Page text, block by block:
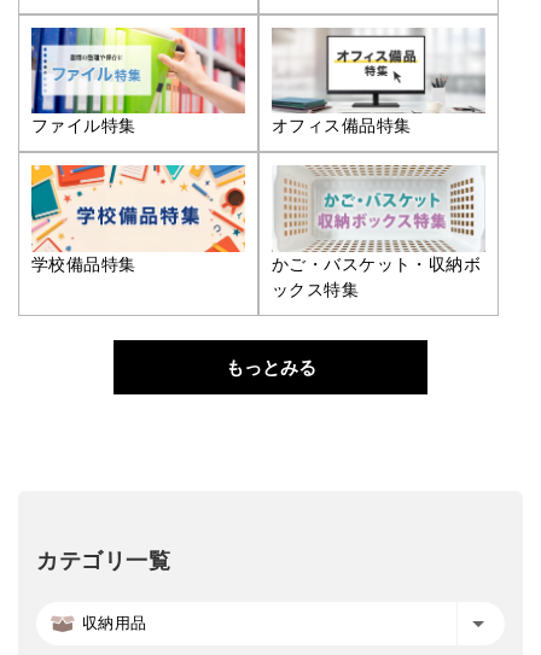
ファイル特集 オフィス備品特集
学校備品特集
かご・バスケット・収納ボ
ックス特集
もっとみる
カテゴリ一覧
収納用品